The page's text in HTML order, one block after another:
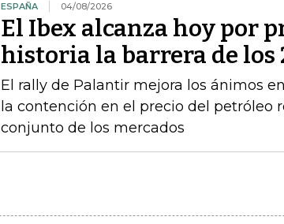
ESPAÑA 04/08/2026
El Ibex alcanza hoy por
historia la barrera de los
El rally de Palantir mejora los ánimos
la contención en el precio del petróleo
conjunto de los mercados